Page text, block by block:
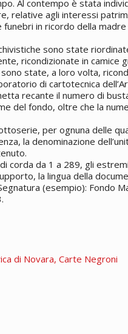
Al contempo è stata
relative agli interessi
in ricordo della
sono state
ricondizionate in camice
state, a loro volta,
di cartotecnica
recante il numero di
del fondo, oltre che la
per ognuna delle
la denominazione
corda da 1 a 289, gli
la lingua della
(esempio): Fondo
di Novara, Carte Negroni